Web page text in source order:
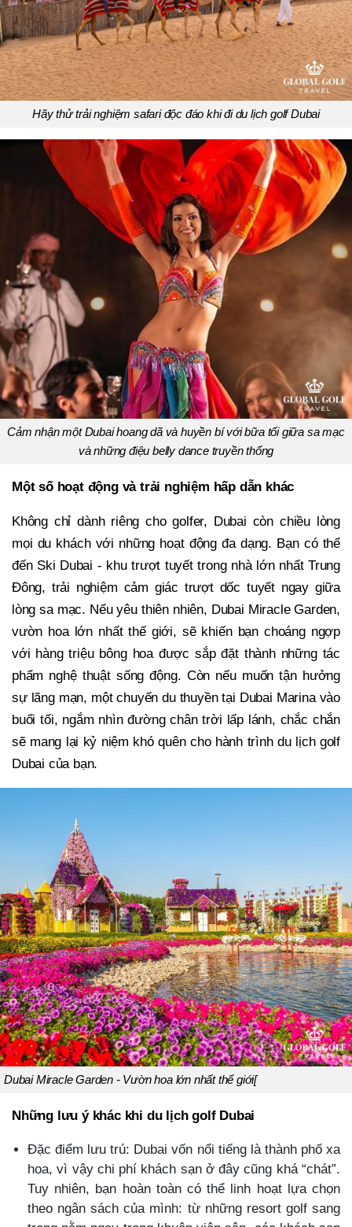
Hãy thử trải nghiệm safari độc đáo khi đi du lịch golf Dubai
Cảm nhận một Dubai hoang dã và huyền bí với bữa tối giữa sa mạc
và những điệu belly dance truyền thống
Một số hoạt động và trải nghiệm hấp dẫn khác
Không chỉ dành riêng cho golfer, Dubai còn chiều lòng
mọi du khách với những hoạt động đa dạng. Bạn có thể
đến Ski Dubai - khu trượt tuyết trong nhà lớn nhất Trung
Đông, trải nghiệm cảm giác trượt dốc tuyết ngay giữa
lòng sa mạc. Nếu yêu thiên nhiên, Dubai Miracle Garden,
vườn hoa lớn nhất thế giới, sẽ khiến bạn choáng ngợp
với hàng triệu bông hoa được sắp đặt thành những tác
phẩm nghệ thuật sống động. Còn nếu muốn tận hưởng
sự lãng mạn, một chuyến du thuyền tại Dubai Marina vào
buổi tối, ngắm nhìn đường chân trời lấp lánh, chắc chắn
sẽ mang lại kỷ niệm khó quên cho hành trình du lịch golf
Dubai của bạn.
Dubai Miracle Garden - Vườn hoa lớn nhất thế giới[
Những lưu ý khác khi du lịch golf Dubai
Đặc điểm lưu trú: Dubai vốn nổi tiếng là thành phố xa
hoa, vì vậy chi phí khách sạn ở đây cũng khá “chát”.
Tuy nhiên, bạn hoàn toàn có thể linh hoạt lựa chọn
theo ngân sách của mình: từ những resort golf sang